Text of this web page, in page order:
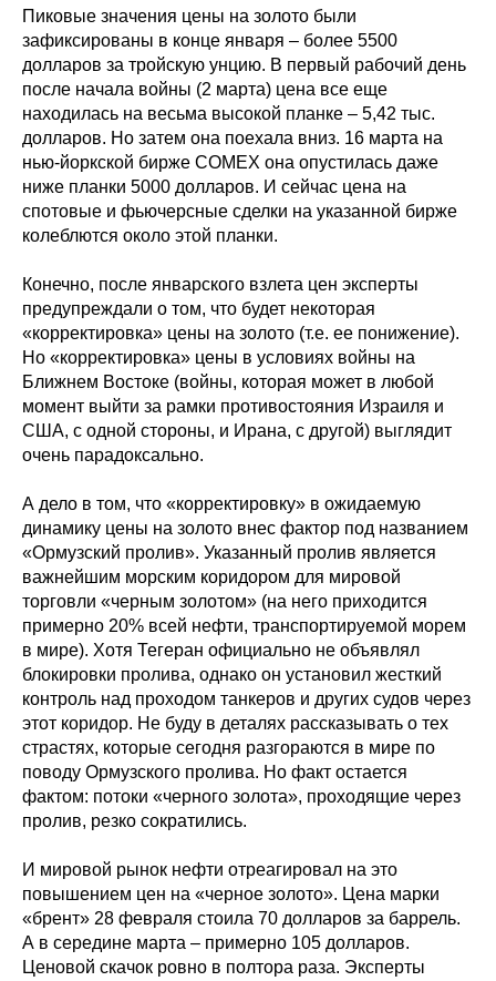
Пиковые значения цены на золото были
зафиксированы в конце января – более 5500
долларов за тройскую унцию. В первый рабочий день
после начала войны (2 марта) цена все еще
находилась на весьма высокой планке – 5,42 тыс.
долларов. Но затем она поехала вниз. 16 марта на
нью-йоркской бирже COMEX она опустилась даже
ниже планки 5000 долларов. И сейчас цена на
спотовые и фьючерсные сделки на указанной бирже
колеблются около этой планки.
Конечно, после январского взлета цен эксперты
предупреждали о том, что будет некоторая
«корректировка» цены на золото (т.е. ее понижение).
Но «корректировка» цены в условиях войны на
Ближнем Востоке (войны, которая может в любой
момент выйти за рамки противостояния Израиля и
США, с одной стороны, и Ирана, с другой) выглядит
очень парадоксально.
А дело в том, что «корректировку» в ожидаемую
динамику цены на золото внес фактор под названием
«Ормузский пролив». Указанный пролив является
важнейшим морским коридором для мировой
торговли «черным золотом» (на него приходится
примерно 20% всей нефти, транспортируемой морем
в мире). Хотя Тегеран официально не объявлял
блокировки пролива, однако он установил жесткий
контроль над проходом танкеров и других судов через
этот коридор. Не буду в деталях рассказывать о тех
страстях, которые сегодня разгораются в мире по
поводу Ормузского пролива. Но факт остается
фактом: потоки «черного золота», проходящие через
пролив, резко сократились.
И мировой рынок нефти отреагировал на это
повышением цен на «черное золото». Цена марки
«брент» 28 февраля стоила 70 долларов за баррель.
А в середине марта – примерно 105 долларов.
Ценовой скачок ровно в полтора раза. Эксперты